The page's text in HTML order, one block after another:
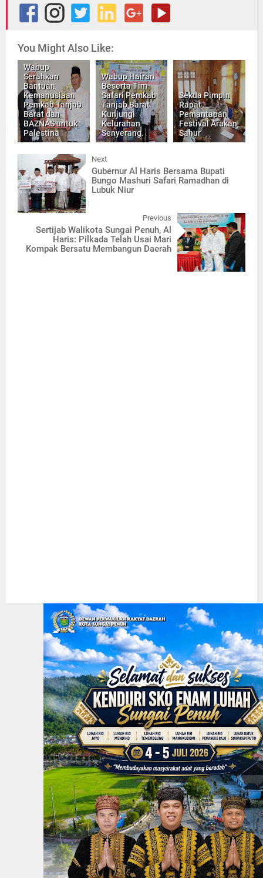
You Might Also Like:
Wabup
Serahkan
Bantuan
Kemanusiaan
Pemkab Tanjab
Barat dan
BAZNAS untuk
Palestina
Wabup Hairan
Beserta Tim
Safari Pemkab
Tanjab Barat
Kunjungi
Kelurahan
Senyerang.
Sekda Pimpin
Rapat
Pemantapan
Festival Arakan
Sahur
Next
Gubernur Al Haris Bersama Bupati
Bungo Mashuri Safari Ramadhan di
Lubuk Niur
Previous
Sertijab Walikota Sungai Penuh, Al
Haris: Pilkada Telah Usai Mari
Kompak Bersatu Membangun Daerah